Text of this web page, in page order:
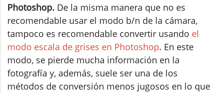
Photoshop. De la misma manera que no es
recomendable usar el modo b/n de la cámara,
tampoco es recomendable convertir usando el
modo escala de grises en Photoshop. En este
modo, se pierde mucha información en la
fotografía y, además, suele ser una de los
métodos de conversión menos jugosos en lo que